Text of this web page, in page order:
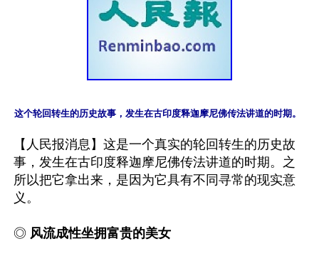
这个轮回转生的历史故事，发生在古印度释迦摩尼佛传法讲道的时期。
【人民报消息】这是一个真实的轮回转生的历史故
事，发生在古印度释迦摩尼佛传法讲道的时期。之
所以把它拿出来，是因为它具有不同寻常的现实意
义。
◎ 风流成性坐拥富贵的美女